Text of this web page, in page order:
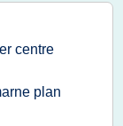
centre
plan